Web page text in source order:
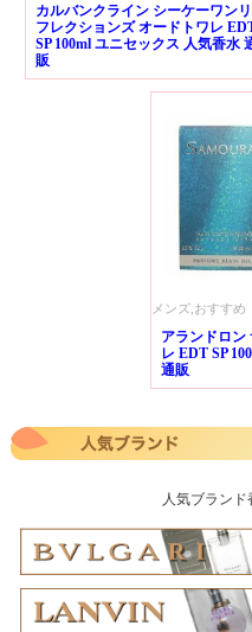
カルバンクライン シーケーワンリ
フレクションズ オードトワレ
SP 100ml ユニセックス 人気香水
販
メンズ,おすすめ
アランドロン
レ EDT SP
通販
人気ブラン